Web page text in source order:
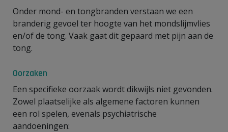
Onder mond- en tongbranden verstaan we een
branderig gevoel ter hoogte van het mondslijmvlies
en/of de tong. Vaak gaat dit gepaard met pijn aan de
tong.
Oorzaken
Een specifieke oorzaak wordt dikwijls niet gevonden.
Zowel plaatselijke als algemene factoren kunnen
een rol spelen, evenals psychiatrische
aandoeningen: